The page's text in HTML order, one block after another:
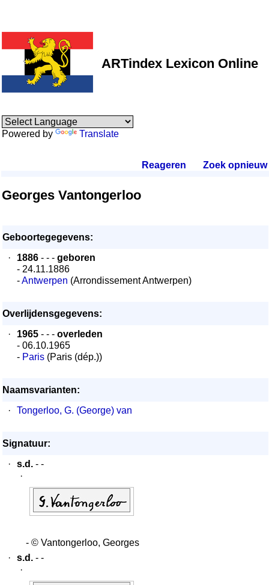
ARTindex Lexicon Online
Powered by Translate
Reageren Zoek opnieuw.
Georges Vantongerloo
Geboortegegevens:
·
1886 - - - geboren
- 24.11.1886
-Antwerpen (Arrondissement Antwerpen)
Overlijdensgegevens:
·
1965 - - - overleden
- 06.10.1965
- Paris (Paris (dép.))
Naamsvarianten:
·
Tongerloo, G. (George) van
Signatuur:
·
s.d. - -
·
- © Vantongerloo, Georges
·
s.d. - -
·